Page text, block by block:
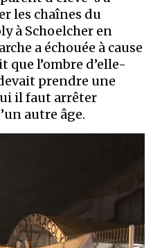
les chaînes du
à Schoelcher en
a échouée à cause
que l’ombre d’elle-
prendre une
il faut arrêter
autre âge.